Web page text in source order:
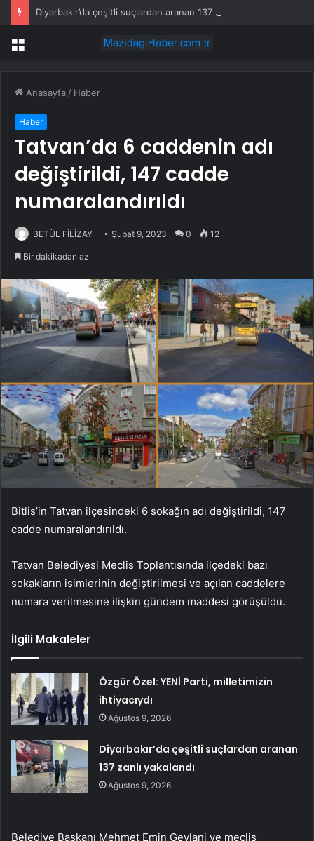
Diyarbakır’da çeşitli suçlardan aranan 137 zanlı yakalandı
Menü
Anasayfa / Haber
Haber
Tatvan’da 6 caddenin adı
değiştirildi, 147 cadde
numaralandırıldı
BETÜL FİLİZAY Şubat 9, 2023 0 12
Bir dakikadan az
Bitlis’in Tatvan ilçesindeki 6 sokağın adı değiştirildi, 147
cadde numaralandırıldı.
Tatvan Belediyesi Meclis Toplantısında ilçedeki bazı
sokakların isimlerinin değiştirilmesi ve açılan caddelere
numara verilmesine ilişkin gündem maddesi görüşüldü.
İlgili Makaleler
Özgür Özel: YENİ Parti, milletimizin
ihtiyacıydı
Ağustos 9, 2026
Diyarbakır’da çeşitli suçlardan aranan
137 zanlı yakalandı
Ağustos 9, 2026
Belediye Başkanı Mehmet Emin Geylani ve meclis